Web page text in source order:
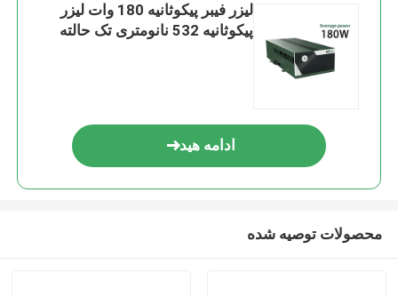
لیزر فیبر پیکوثانیه 180 وات لیزر
پیکوثانیه 532 نانومتری تک حالته
ادامه هید
محصولات توصیه شده